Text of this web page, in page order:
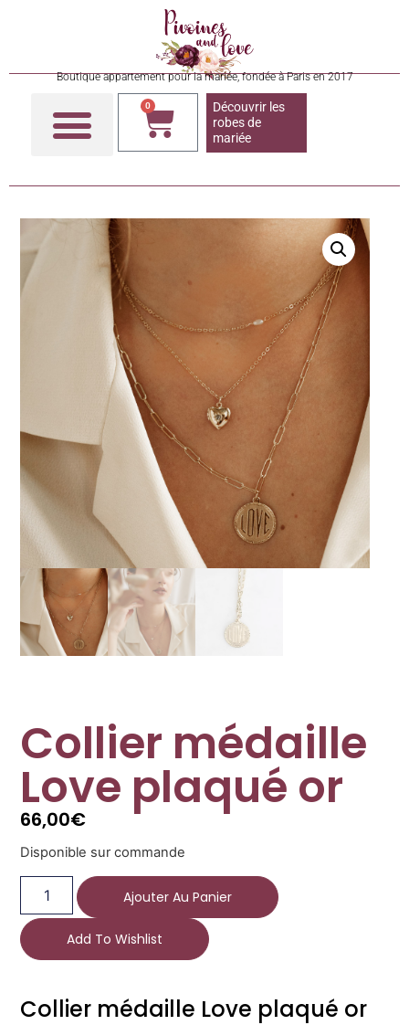
Boutique appartement pour la mariée, fondée à Paris en 2017
0
Découvrir les
robes de
mariée
Collier médaille
Love plaqué or
66,00€
Disponible sur commande
Ajouter Au Panier
Add To Wishlist
Collier médaille Love plaqué or